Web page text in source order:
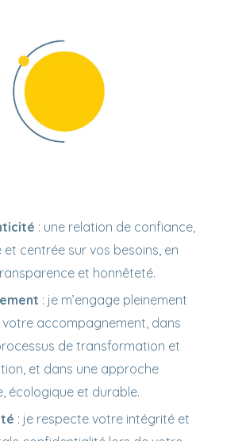
: une relation de confiance,
et centrée sur vos besoins, en
et honnêteté.
: je m’engage pleinement
votre accompagnement, dans
de transformation et
et dans une approche
écologique et durable.
: je respecte votre intégrité et